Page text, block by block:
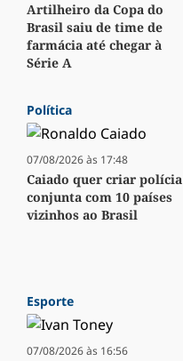
Artilheiro da Copa do
Brasil saiu de time de
farmácia até chegar à
Série A
Política
07/08/2026 às 17:48
Caiado quer criar polícia
conjunta com 10 países
vizinhos ao Brasil
Esporte
07/08/2026 às 16:56